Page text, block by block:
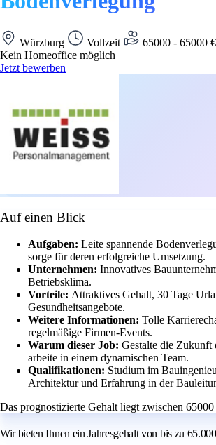
Würzburg Vollzeit
65000 - 65000
Kein Homeoffice möglich
Jetzt bewerben
Auf einen Blick
Aufgaben: Leite spannende
sorge für deren erfolgreiche Umsetzung.
Unternehmen: Innovatives
Betriebsklima.
Vorteile: Attraktives Gehalt, 30 Tage
Gesundheitsangebote.
Weitere Informationen: Tolle
regelmäßige Firmen-Events.
Warum dieser Job: Gestalte die Zukunft
arbeite in einem dynamischen Team.
Qualifikationen: Studium im
Architektur und Erfahrung in der
Das prognostizierte Gehalt liegt zwischen
Wir bieten Ihnen ein Jahresgehalt von bis zu